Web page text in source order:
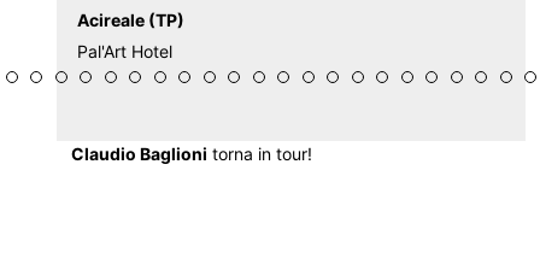
Acireale (TP)
Pal'Art Hotel
Claudio Baglioni torna in tour!